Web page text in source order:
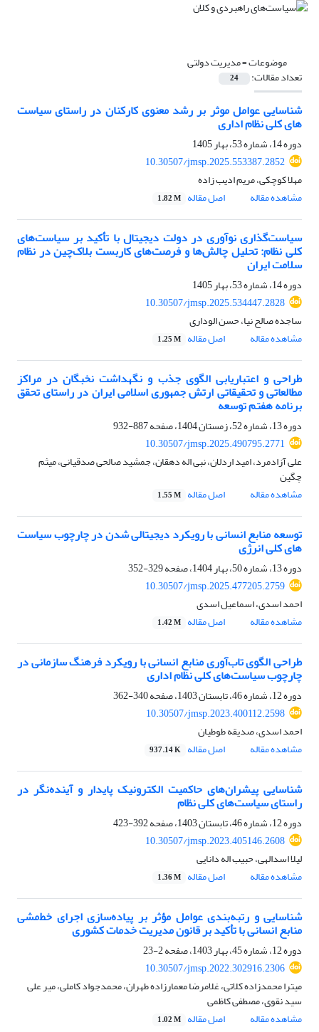
موضوعات =مدیریت دولتی
تعداد مقالات: 24
شناسایی عوامل موثر بر رشد معنوی کارکنان در راستای سیاست
های کلی نظام اداری
دوره 14، شماره 53، بهار 1405
10.30507/jmsp.2025.553387.2852
مهلا کوچکی، مریم ادیب زاده
مشاهده مقاله
اصل مقاله 1.82 M
سیاست‌گذاری نوآوری در دولت دیجیتال با تأکید بر سیاست‌های
کلی نظام: تحلیل چالش‌ها و فرصت‌های کاربست بلاک‌چین در نظام
سلامت ایران
دوره 14، شماره 53، بهار 1405
10.30507/jmsp.2025.534447.2828
ساجده صالح نیا، حسن الوداری
مشاهده مقاله
اصل مقاله 1.25 M
طراحی و اعتباریابی الگوی جذب و نگهداشت نخبگان در مراکز
مطالعاتی و تحقیقاتی ارتش جمهوری اسلامی ایران در راستای تحقق
برنامه هفتم توسعه
دوره 13، شماره 52، زمستان 1404، صفحه
887-932
10.30507/jmsp.2025.490795.2771
علی آزادمرد، امید اردلان، نبی اله دهقان، جمشید صالحی صدقیانی، میثم
چگین
مشاهده مقاله
اصل مقاله 1.55 M
توسعه منابع انسانی با رویکرد دیجیتالی شدن در چارچوب سیاست
های کلی انرژی
دوره 13، شماره 50، بهار 1404، صفحه
329-352
10.30507/jmsp.2025.477205.2759
احمد اسدی، اسماعیل اسدی
مشاهده مقاله
اصل مقاله 1.42 M
طراحی الگوی تاب‌آوری منابع انسانی با رویکرد فرهنگ سازمانی در
چارچوب سیاست‌های کلی نظام اداری
دوره 12، شماره 46، تابستان 1403، صفحه
340-362
10.30507/jmsp.2023.400112.2598
احمد اسدی، صدیقه طوطیان
مشاهده مقاله
اصل مقاله 937.14 K
شناسایی پیشران‌های حاکمیت الکترونیک پایدار و آینده‌نگر در
راستای سیاست‌های کلی نظام
دوره 12، شماره 46، تابستان 1403، صفحه
392-423
10.30507/jmsp.2023.405146.2608
لیلا اسدالهی، حبیب اله دانایی
مشاهده مقاله
اصل مقاله 1.36 M
شناسایی و رتبه‌بندی عوامل مؤثر بر پیاده‌سازی اجرای خط‌مشی
منابع انسانی با تأکید بر قانون مدیریت خدمات کشوری
دوره 12، شماره 45، بهار 1403، صفحه
2-23
10.30507/jmsp.2022.302916.2306
میترا محمدزاده کلاتی، غلامرضا معمارزاده طهران، محمدجواد کاملی، میر علی
سید نقوی، مصطفی کاظمی
مشاهده مقاله
اصل مقاله 1.02 M